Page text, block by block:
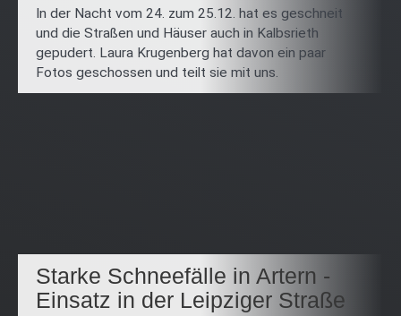
In der Nacht vom 24. zum 25.12. hat es geschneit
und die Straßen und Häuser auch in Kalbsrieth
gepudert. Laura Krugenberg hat davon ein paar
Fotos geschossen und teilt sie mit uns.
Starke Schneefälle in Artern -
Einsatz in der Leipziger Straße